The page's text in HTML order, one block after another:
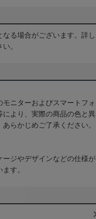
る場合がございます。詳し
。
ニターおよびスマートフォ
により、実際の商品の色と異
らかじめご了承ください。
ージやデザインなどの仕様が
す。